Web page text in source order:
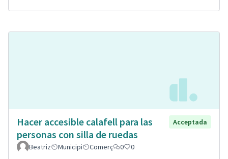
Hacer accesible calafell para las
personas con silla de ruedas
Acceptada
Beatriz Municipi Comerç 0 0